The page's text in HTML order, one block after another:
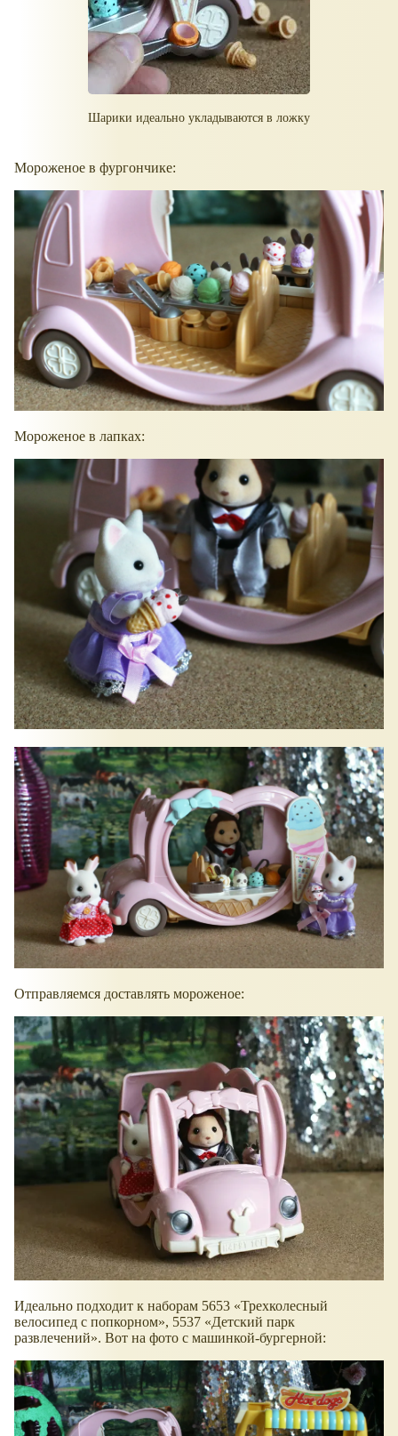
Шарики идеально укладываются в ложку
Мороженое в фургончике:
Мороженое в лапках:
Отправляемся доставлять мороженое:
Идеально подходит к наборам 5653
Трехколесный
велосипед с попкорном , 5537
Детский парк
развлечений . Вот на фото с машинкой-бургерной: